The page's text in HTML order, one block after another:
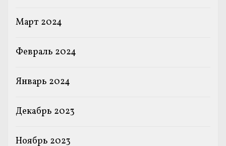
Март 2024
Февраль 2024
Январь 2024
Декабрь 2023
Ноябрь 2023